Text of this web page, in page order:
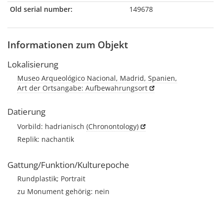
Old serial number:
149678
Informationen zum Objekt
Lokalisierung
Museo Arqueológico Nacional, Madrid, Spanien,
Art der Ortsangabe: Aufbewahrungsort
Datierung
Vorbild: hadrianisch (Chronontology)
Replik: nachantik
Gattung/Funktion/Kulturepoche
Rundplastik; Portrait
zu Monument gehörig: nein